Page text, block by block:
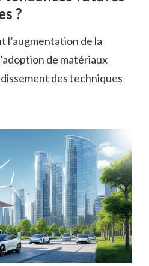
?
l’augmentation de la
de matériaux
des techniques